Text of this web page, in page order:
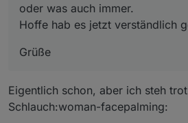
oder was auch immer.
Hoffe hab es jetzt verständlich
Grüße
Eigentlich schon, aber ich steh
Schlauch:woman-facepalming: